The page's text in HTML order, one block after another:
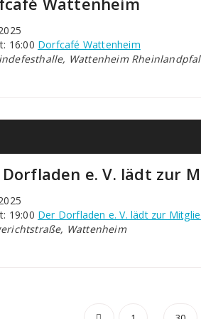
16:00 Dorfcafé Wattenheim
Wattenheim
Dorfladen e. V. lädt zur
19:00 Der Dorfladen e. V. lädt zur
Wattenheim